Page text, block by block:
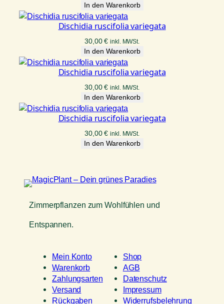
In den Warenkorb
Dischidia ruscifolia variegata
30,00€ inkl. MWSt.
In den Warenkorb
Dischidia ruscifolia variegata
30,00€ inkl. MWSt.
In den Warenkorb
Dischidia ruscifolia variegata
30,00€ inkl. MWSt.
In den Warenkorb
Zimmerpflanzen zum Wohlfühlen und
Entspannen.
Mein Konto
Warenkorb
Zahlungsarten
Versand
Rückgaben
Shop
AGB
Datenschutz
Impressum
Widerrufsbelehrung